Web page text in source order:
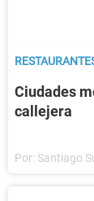
Ciudades
callejera
Por: Santiago